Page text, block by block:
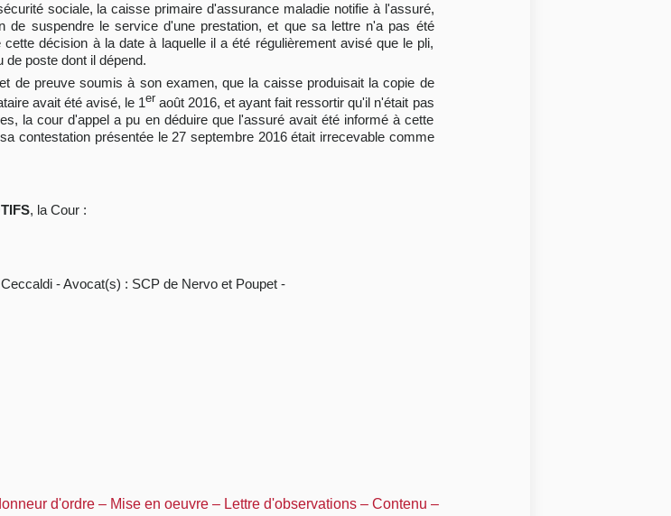
sociale, la caisse primaire d'assurance maladie notifie à l'assuré,
de suspendre le service d'une prestation, et que sa lettre n'a pas été
décision à la date à laquelle il a été régulièrement avisé que le pli,
poste dont il dépend.
de preuve soumis à son examen, que la caisse produisait la copie de
avait été avisé, le 1er août 2016, et ayant fait ressortir qu'il n'était pas
la cour d'appel a pu en déduire que l'assuré avait été informé à cette
contestation présentée le 27 septembre 2016 était irrecevable comme
, la Cour :
- Avocat(s) : SCP de Nervo et Poupet -
d'ordre – Mise en oeuvre – Lettre d'observations – Contenu –